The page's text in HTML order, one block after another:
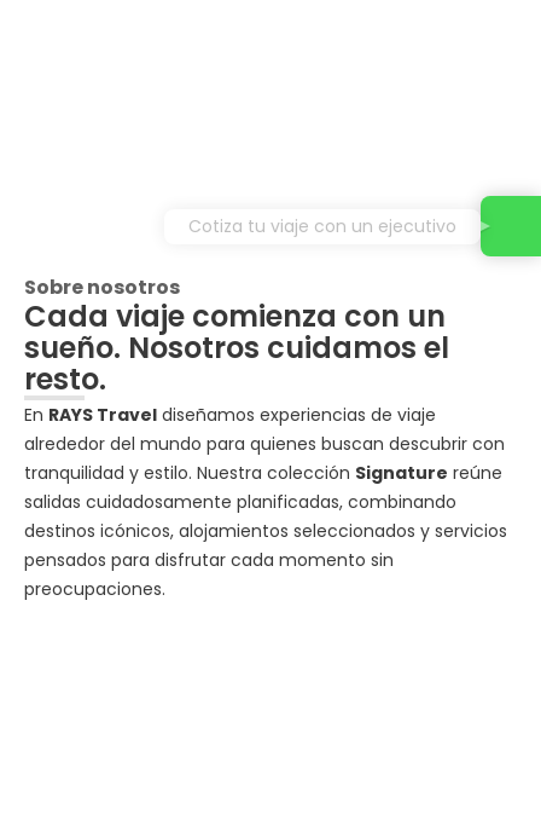
Sobre nosotros
Cada viaje comienza con un
sueño. Nosotros cuidamos el
resto.
En RAYS Travel diseñamos experiencias de viaje
alrededor del mundo para quienes buscan descubrir con
tranquilidad y estilo. Nuestra colección Signature reúne
salidas cuidadosamente planificadas, combinando
destinos icónicos, alojamientos seleccionados y servicios
pensados para disfrutar cada momento sin
preocupaciones.
Cotiza tu viaje con un ejecutivo